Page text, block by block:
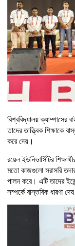
বিশ্ববিদ্যালয় ক্যাম্পাসের
তাদের তাত্ত্বিক শিক্ষাকে
করে দেয়।
রয়েল ইউনিভার্সিটির
মতো কাজগুলো সরাসরি
পালন করে। এটি তাদের
সম্পর্কে বাস্তবিক ধারণা